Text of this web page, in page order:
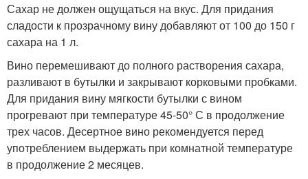
Сахар не должен ощущаться на вкус. Для придания
сладости к прозрачному вину добавляют от 100 до 150 г
сахара на 1 л.
Вино перемешивают до полного растворения сахара,
разливают в бутылки и закрывают корковыми пробками.
Для придания вину мягкости бутылки с вином
прогревают при температуре 45-50° С в продолжение
трех часов. Десертное вино рекомендуется перед
употреблением выдержать при комнатной температуре
в продолжение 2 месяцев.